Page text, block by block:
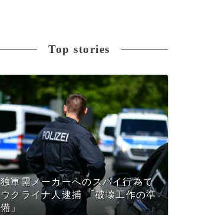
Top stories
独軍需メーカーへのスパイ行為で
ウクライナ人逮捕 「破壊工作の準
備」